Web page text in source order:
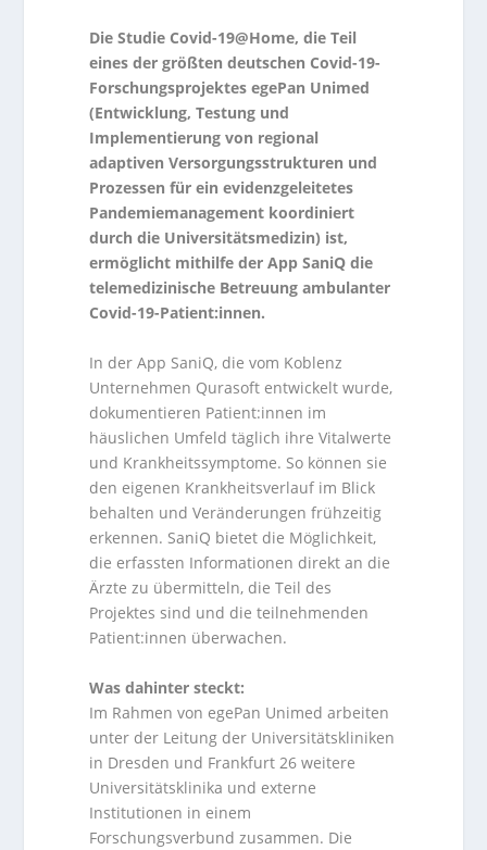
Die Studie Covid-19@Home, die Teil
eines der größten deutschen Covid-19-
Forschungsprojektes egePan Unimed
(Entwicklung, Testung und
Implementierung von regional
adaptiven Versorgungsstrukturen und
Prozessen für ein evidenzgeleitetes
Pandemiemanagement koordiniert
durch die Universitätsmedizin) ist,
ermöglicht mithilfe der App SaniQ die
telemedizinische Betreuung ambulanter
Covid-19-Patient:innen.
In der App SaniQ, die vom Koblenz
Unternehmen Qurasoft entwickelt wurde,
dokumentieren Patient:innen im
häuslichen Umfeld täglich ihre Vitalwerte
und Krankheitssymptome. So können sie
den eigenen Krankheitsverlauf im Blick
behalten und Veränderungen frühzeitig
erkennen. SaniQ bietet die Möglichkeit,
die erfassten Informationen direkt an die
Ärzte zu übermitteln, die Teil des
Projektes sind und die teilnehmenden
Patient:innen überwachen.
Was dahinter steckt:
Im Rahmen von egePan Unimed arbeiten
unter der Leitung der Universitätskliniken
in Dresden und Frankfurt 26 weitere
Universitätsklinika und externe
Institutionen in einem
Forschungsverbund zusammen. Die